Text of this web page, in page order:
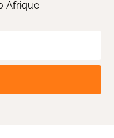
Afrique